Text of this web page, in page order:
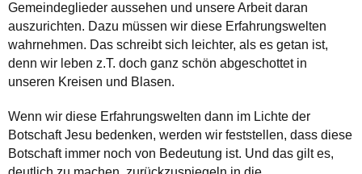
Gemeindeglieder aussehen und unsere Arbeit daran
auszurichten. Dazu müssen wir diese Erfahrungswelten
wahrnehmen. Das schreibt sich leichter, als es getan ist,
denn wir leben z.T. doch ganz schön abgeschottet in
unseren Kreisen und Blasen.
Wenn wir diese Erfahrungswelten dann im Lichte der
Botschaft Jesu bedenken, werden wir feststellen, dass diese
Botschaft immer noch von Bedeutung ist. Und das gilt es,